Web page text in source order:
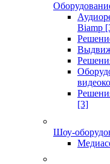
Biamp
[3]
Шоу-